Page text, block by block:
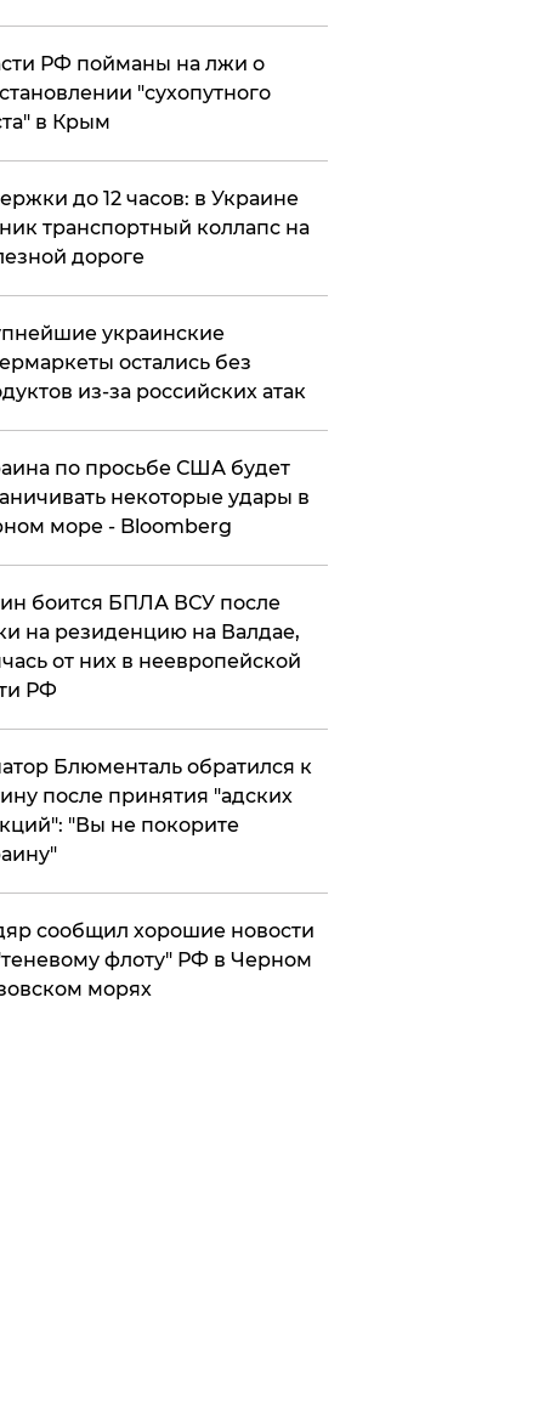
РФ пойманы на лжи о
"сухопутного
в Крым
до 12 часов: в Украине
транспортный коллапс на
дороге
украинские
остались без
из-за российских атак
по просьбе США будет
некоторые удары в
море - Bloomberg
боится БПЛА ВСУ после
на резиденцию на Валдае,
от них в неевропейской
РФ
Блюменталь обратился к
после принятия "адских
"Вы не покорите
сообщил хорошие новости
флоту" РФ в Черном
морях